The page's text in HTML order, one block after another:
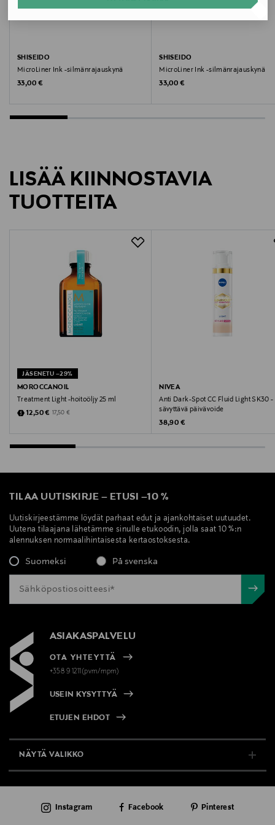
SHISEIDO
MicroLiner Ink -silmänrajauskynä
Original Price
33,00 €
SHISEIDO
MicroLiner Ink -silmänrajauskynä
Original Price
33,00 €
LISÄÄ KIINNOSTAVIA
TUOTTEITA
JÄSENETU –29%
MOROCCANOIL
Treatment Light -hoitoöljy 25 ml
Discounted Price
12,50 € Original Price
17,50 €
NIVEA
Anti Dark-Spot CC Fluid Light SK30 -
sävyttävä päivävoide
Original Price
38,90 €
TILAA UUTISKIRJE – ETUSI –10 %
Uutiskirjeestämme löydät parhaat edut ja ajankohtaiset uutuudet.
Uutena tilaajana lähetämme sinulle etukoodin, jolla saat 10 %:n
alennuksen normaalihintaisesta kertaostoksesta.
Suomeksi På svenska
ASIAKASPALVELU
OTA YHTEYTTÄ
+358 9 1211(pvm/mpm)
USEIN KYSYTTYÄ
ETUJEN EHDOT
NÄYTÄ VALIKKO
AJANKOHTAISTA
Instagram Facebook Pinterest